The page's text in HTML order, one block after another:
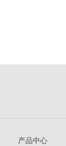
产品中心